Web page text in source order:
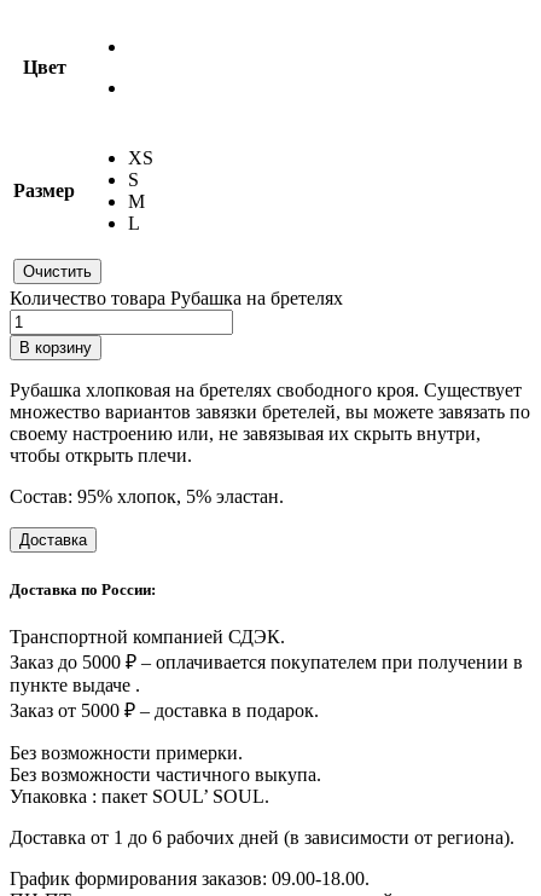
Цвет
Размер
XS
S
M
L
Очистить
Количество товара Рубашка на бретелях
В корзину
Рубашка хлопковая на бретелях свободного кроя. Существует
множество вариантов завязки бретелей, вы можете завязать по
своему настроению или, не завязывая их скрыть внутри,
чтобы открыть плечи.
Состав: 95% хлопок, 5% эластан.
Доставка
Доставка по России:
Транспортной компанией СДЭК.
Заказ до 5000 ₽ – оплачивается покупателем при получении в
пункте выдаче .
Заказ от 5000 ₽ – доставка в подарок.
Без возможности примерки.
Без возможности частичного выкупа.
Упаковка : пакет SOUL’ SOUL.
Доставка от 1 до 6 рабочих дней (в зависимости от региона).
График формирования заказов: 09.00-18.00.